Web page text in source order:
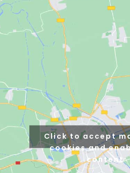
Click to accept
cookies and
content